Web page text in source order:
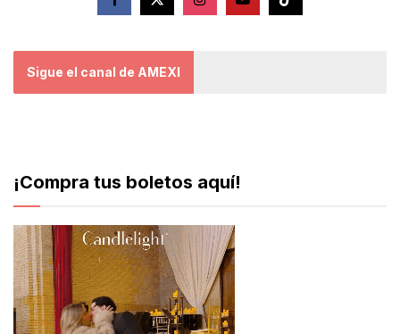
Sigue el canal de AMEXI
¡Compra tus boletos aquí!